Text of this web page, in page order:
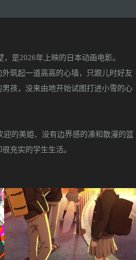
是2026年上映的日本动画电影。
筑起一道高高的心墙，只跟儿时好友
孩，没来由地开始试图打进小雪的心
没有边界感的凑和散漫的篮
充实的学生生活。